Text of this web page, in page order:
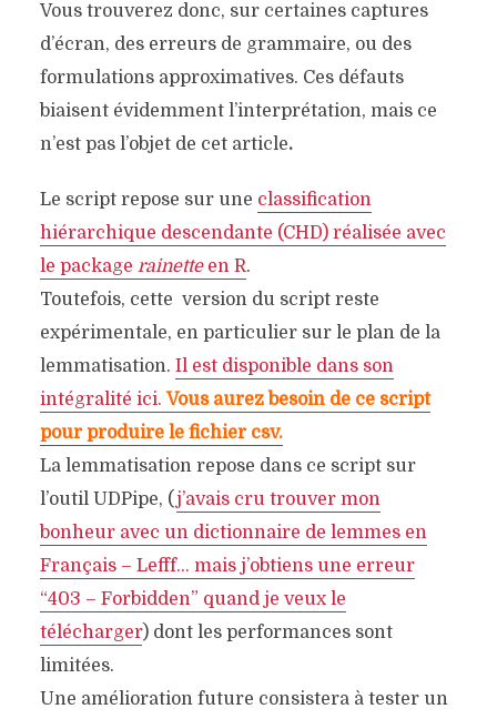
Vous trouverez donc, sur certaines captures
d’écran, des erreurs de grammaire, ou des
formulations approximatives. Ces défauts
biaisent évidemment l’interprétation, mais ce
n’est pas l’objet de cet article.
Le script repose sur une classification
hiérarchique descendante (CHD) réalisée avec
le package rainetteen R.
Toutefois, cette version du script reste
expérimentale, en particulier sur le plan de la
lemmatisation. Il est disponible dans son
intégralité ici. Vous aurez besoin de ce script
pour produire le fichier csv.
La lemmatisation repose dans ce script sur
l’outil UDPipe, ( j’avais cru trouver mon
bonheur avec un dictionnaire de lemmes en
Français – Lefff… mais j’obtiens une erreur
“403 – Forbidden” quand je veux le
télécharger) dont les performances sont
limitées.
Une amélioration future consistera à tester un